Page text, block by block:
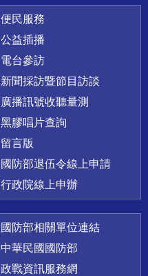
便民服務
公益插播
電台參訪
新聞採訪暨節目訪談
廣播訊號收聽量測
黑膠唱片查詢
留言版
國防部退伍令線上申請
行政院線上申辦
國防部相關單位連結
中華民國國防部
政戰資訊服務網